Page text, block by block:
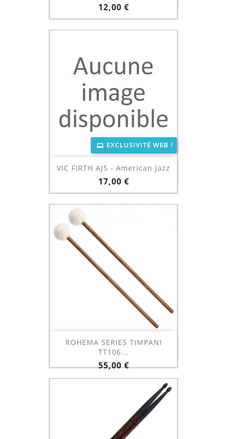
Prix
12,00 €
VIC FIRTH AJ5 - American Jazz
Prix
17,00 €
EXCLUSIVITÉ WEB !
ROHEMA SERIES TIMPANI
TT106...
Prix
55,00 €